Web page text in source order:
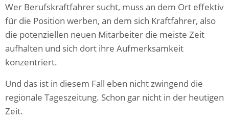
Wer Berufskraftfahrer sucht, muss an dem Ort effektiv
für die Position werben, an dem sich Kraftfahrer, also
die potenziellen neuen Mitarbeiter die meiste Zeit
aufhalten und sich dort ihre Aufmerksamkeit
konzentriert.
Und das ist in diesem Fall eben nicht zwingend die
regionale Tageszeitung. Schon gar nicht in der heutigen
Zeit.